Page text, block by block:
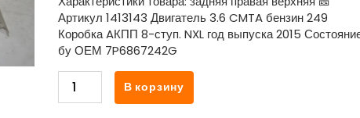
Артикул 1413143 Двигатель 3.6 CMTA бензин 249
Коробка AКПП 8-ступ. NXL год выпуска 2015
бу ОЕМ 7P6867242G
Количество
товара
В корзину